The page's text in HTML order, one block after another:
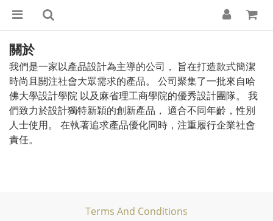
關於
我們是一家以產品設計為主導的公司， 旨在打造款式簡潔
時尚且關注社會大眾需求的產品。 公司聚集了一批來自哈
佛大學設計學院 以及麻省理工商學院的優秀設計團隊。 我
們致力於設計獨特新穎的創新產品， 適合不同年齡，性別
人士使用。 在執著追求產品優化同時，注重履行企業社會
責任。
Terms And Conditions